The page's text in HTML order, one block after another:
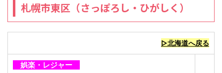
札幌市東区（さっぽろし・ひがしく）
▷北海道へ戻る
娯楽・レジャー